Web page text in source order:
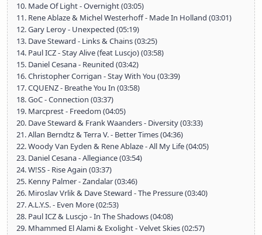
10. Made Of Light - Overnight (03:05)
11. Rene Ablaze & Michel Westerhoff - Made In Holland (03:01)
12. Gary Leroy - Unexpected (05:19)
13. Dave Steward - Links & Chains (03:25)
14. Paul ICZ - Stay Alive (feat Luscjo) (03:58)
15. Daniel Cesana - Reunited (03:42)
16. Christopher Corrigan - Stay With You (03:39)
17. CQUENZ - Breathe You In (03:58)
18. GoC - Connection (03:37)
19. Marcprest - Freedom (04:05)
20. Dave Steward & Frank Waanders - Diversity (03:33)
21. Allan Berndtz & Terra V. - Better Times (04:36)
22. Woody Van Eyden & Rene Ablaze - All My Life (04:05)
23. Daniel Cesana - Allegiance (03:54)
24. W!SS - Rise Again (03:37)
25. Kenny Palmer - Zandalar (03:46)
26. Miroslav Vrlik & Dave Steward - The Pressure (03:40)
27. A.L.Y.S. - Even More (02:53)
28. Paul ICZ & Luscjo - In The Shadows (04:08)
29. Mhammed El Alami & Exolight - Velvet Skies (02:57)